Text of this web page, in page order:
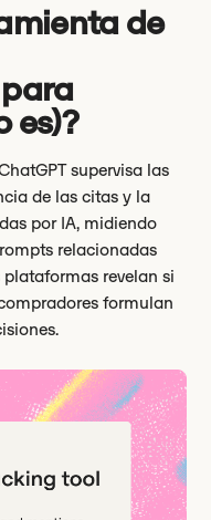
de
es)?
supervisa las
de las citas y la
por IA, midiendo
relacionadas
revelan si
formulan